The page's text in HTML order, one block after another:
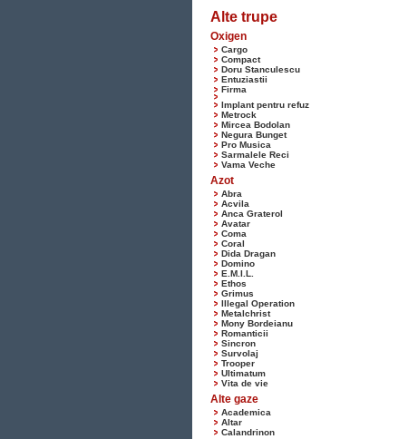
Alte trupe
Oxigen
Cargo
Compact
Doru Stanculescu
Entuziastii
Firma
Implant pentru refuz
Metrock
Mircea Bodolan
Negura Bunget
Pro Musica
Sarmalele Reci
Vama Veche
Azot
Abra
Acvila
Anca Graterol
Avatar
Coma
Coral
Dida Dragan
Domino
E.M.I.L.
Ethos
Grimus
Illegal Operation
Metalchrist
Mony Bordeianu
Romanticii
Sincron
Survolaj
Trooper
Ultimatum
Vita de vie
Alte gaze
Academica
Altar
Calandrinon